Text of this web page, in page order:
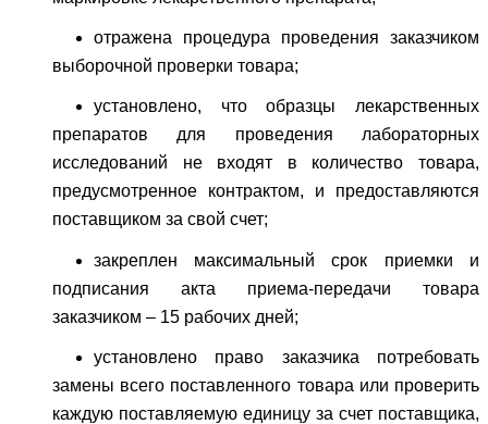
отражена процедура проведения заказчиком
выборочной проверки товара;
установлено, что образцы лекарственных
препаратов для проведения лабораторных
исследований не входят в количество товара,
предусмотренное контрактом, и предоставляются
поставщиком за свой счет;
закреплен максимальный срок приемки и
подписания акта приема-передачи товара
заказчиком – 15 рабочих дней;
установлено право заказчика потребовать
замены всего поставленного товара или проверить
каждую поставляемую единицу за счет поставщика,